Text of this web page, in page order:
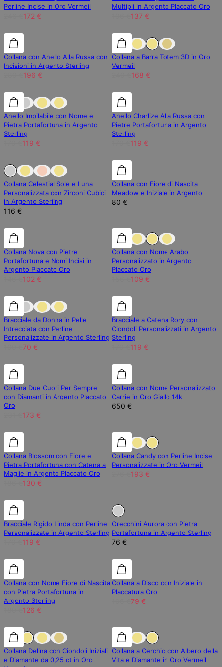
Perline Incise in Oro Vermeil
172 €
Multipli in Argento Placcato Oro
137 €
30% di sconto 30% di sconto
Collana con Anello Alla Russa con
Incisioni in Argento Sterling
196 €
30% di sconto
Collana a Barra Totem 3D in Oro
Vermeil
168 €
30% di sconto 30% di sconto
Anello Impilabile con Nome e
Pietra Portafortuna in Argento
Sterling
119 €
30% di sconto
Anello Charlize Alla Russa con
Pietre Portafortuna in Argento
Sterling
119 €
Esaurito Esaurito
Collana Celestial Sole e Luna
Personalizzata con Zirconi Cubici
in Argento Sterling
116 €
Collana con Fiore di Nascita
Meadow e Iniziale in Argento
80 €
30% di sconto 30% di sconto
Collana Nova con Pietre
Portafortuna e Nomi Incisi in
Argento Placcato Oro
102 €
30% di sconto
Collana con Nome Arabo
Personalizzato in Argento
Placcato Oro
109 €
30% di sconto 30% di sconto
Bracciale da Donna in Pelle
Intrecciata con Perline
Personalizzate in Argento Sterling
70 €
30% di sconto
Bracciale a Catena Rory con
Ciondoli Personalizzati in Argento
Sterling
119 €
25% di sconto 25% di sconto
Collana Due Cuori Per Sempre
con Diamanti in Argento Placcato
Oro
173 €
Collana con Nome Personalizzato
Carrie in Oro Giallo 14k
650 €
30% di sconto 30% di sconto
Collana Blossom con Fiore e
Pietra Portafortuna con Catena a
Maglie in Argento Placcato Oro
130 €
30% di sconto
Collana Candy con Perline Incise
Personalizzate in Oro Vermeil
193 €
30% di sconto 30% di sconto
Bracciale Rigido Linda con Perline
Personalizzate in Argento Sterling
119 €
Esaurito
Orecchini Aurora con Pietra
Portafortuna in Argento Sterling
76 €
30% di sconto 30% di sconto
Collana con Nome Fiore di Nascita
con Pietra Portafortuna in
Argento Sterling
126 €
25% di sconto
Collana a Disco con Iniziale in
Placcatura Oro
79 €
25% di sconto 25% di sconto
Collana Delina con Ciondoli Iniziali
e Diamante da 0,25 ct in Oro
30% di sconto
Collana a Cerchio con Albero della
Vita e Diamante in Oro Vermeil